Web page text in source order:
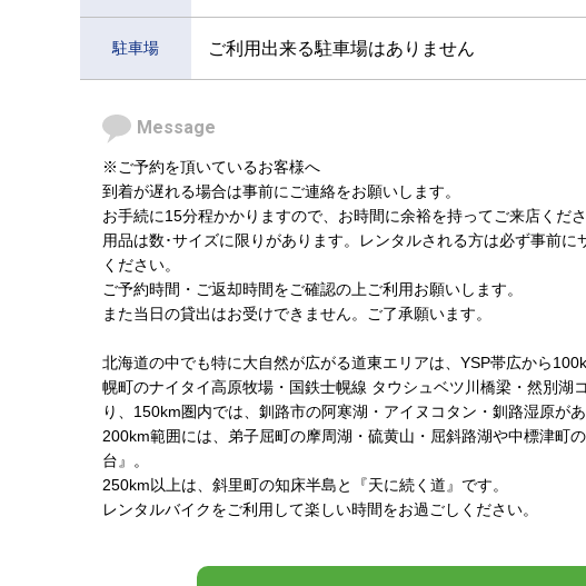
駐車場 ご利用出来る駐車場はありません
Message
※ご予約を頂いているお客様へ
到着が遅れる場合は事前にご連絡をお願いします。
お手続に15分程かかりますので、お時間に余裕を持ってご来店くださ
用品は数･サイズに限りがあります。レンタルされる方は必ず事前に
ください。
ご予約時間・ご返却時間をご確認の上ご利用お願いします。
また当日の貸出はお受けできません。ご了承願います。
北海道の中でも特に大自然が広がる道東エリアは、YSP帯広から
幌町のナイタイ高原牧場・国鉄士幌線 タウシュベツ川橋梁・然別湖
り、150km圏内では、釧路市の阿寒湖・アイヌコタン・釧路湿原があ
200km範囲には、弟子屈町の摩周湖・硫黄山・屈斜路湖や中標津町
台』。
250km以上は、斜里町の知床半島と『天に続く道』です。
レンタルバイクをご利用して楽しい時間をお過ごしください。